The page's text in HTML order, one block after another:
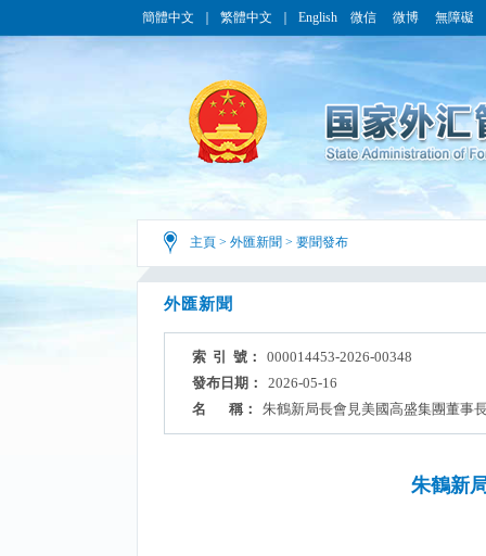
簡體中文 繁體中文 English 微信 微博 無障礙
主頁 > 外匯新聞 > 要聞發布
外匯新聞
索 引 號：
000014453-2026-00348
發布日期：
2026-05-16
名 稱：
朱鶴新局長會見美國高盛集團董事
朱鶴新